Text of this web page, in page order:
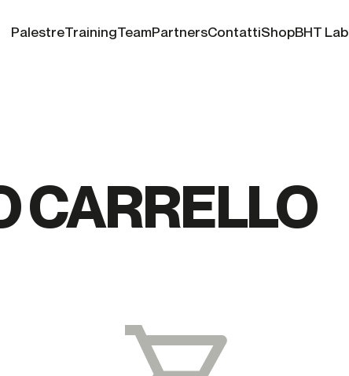
PalestreTrainingTeamPartnersContattiShopBHT Lab
CARRELLO